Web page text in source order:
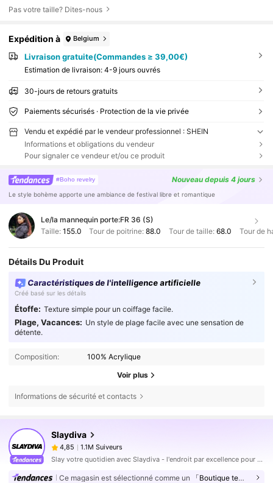
Pas votre taille? Dites-nous
Expédition à Belgium
Livraison gratuite(Commandes ≥ 39,00€)
Estimation de livraison: 4-9 jours ouvrés
30-jours de retours gratuits
Paiements sécurisés · Protection de la vie privée
Vendu et expédié par le vendeur professionnel : SHEIN
Informations et obligations du vendeur
Pour signaler ce vendeur et/ou ce produit
#Boho revelry Nouveaudepuis 4 jours
Le style bohème apporte une ambiance de festival libre et romantique
Le/la mannequin porte:FR 36 (S)
Taille: 155.0 Tour de poitrine:88.0 Tour de taille: 68.0 Tour de
Détails Du Produit
Caractéristiques de l'intelligence artificielle
Créé basé sur les détails
Étoffe: Texture simple pour un coiffage facile.
Plage, Vacances: Un style de plage facile avec une sensation de
détente.
Composition: 100% Acrylique
Voir plus
Informations de sécurité et contacts
Slaydiva
4,85 1.1M Suiveurs
Slay votre quotidien avec Slaydiva - l'endroit par excellence pour tout ce qui est hot !
Ce magasin est sélectionné comme un 「Boutique tendance」